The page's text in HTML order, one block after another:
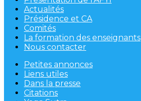
Actualités
Présidence et CA
Comités
La formation des enseignants
Nous contacter
Petites annonces
Liens utiles
Dans la presse
Citations